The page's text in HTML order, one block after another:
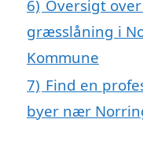
6) Oversigt
græsslåning i
Kommune
7) Find en
byer nær